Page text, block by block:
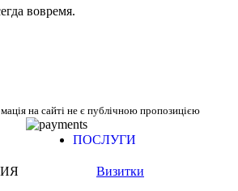
вовремя.
на сайті не є публічною пропозицією
ПОСЛУГИ
Визитки